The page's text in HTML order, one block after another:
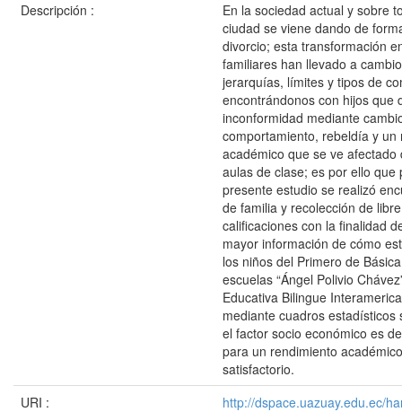
Descripción :
En la sociedad actual y sobre
ciudad se viene dando de
divorcio; esta transformación
familiares han llevado a
jerarquías, límites y tipos de
encontrándonos con hijos que
inconformidad mediante
comportamiento, rebeldía y un
académico que se ve afectado
aulas de clase; es por ello que
presente estudio se realizó
de familia y recolección de
calificaciones con la finalidad
mayor información de cómo
los niños del Primero de
escuelas “Ángel Polivio
Educativa Bilingue
mediante cuadros estadísticos
el factor socio económico es
para un rendimiento
satisfactorio.
URI :
http://dspace.uazuay.edu.ec/